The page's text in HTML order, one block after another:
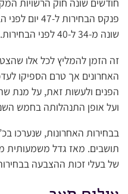
פנקס
שונה מ-34 ל-40 לפני הבחירות.
זה הזמן להמליץ לכל אלו
האחרונים אך טרם הספיקו
הפנים ולעשות זאת, על מנת
ועל אופן התנהלותה בחמש
תושבים. מאז גדל משמעותית
של בעלי זכות ההצבעה בבחירות